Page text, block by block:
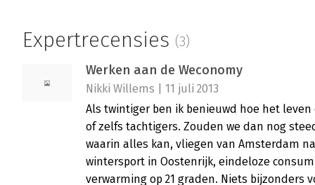
Expertrecensies (3)
Werken aan de Weconomy
Nikki Willems | 11 juli 2013
Als twintiger ben ik benieuwd hoe het
of zelfs tachtigers. Zouden we dan nog
waarin alles kan, vliegen van Amsterdam
wintersport in Oostenrijk, eindeloze
verwarming op 21 graden. Niets bijzonders